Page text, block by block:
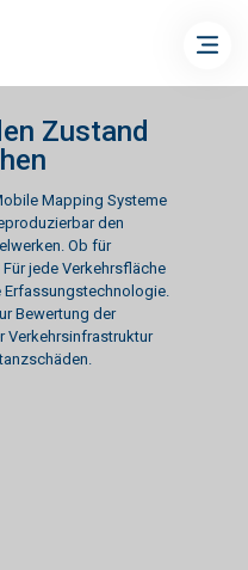
Mapping Systeme
den
Ob für
jede Verkehrsfläche
Erfassungstechnologie.
Bewertung der
Verkehrsinfrastruktur
Zustand